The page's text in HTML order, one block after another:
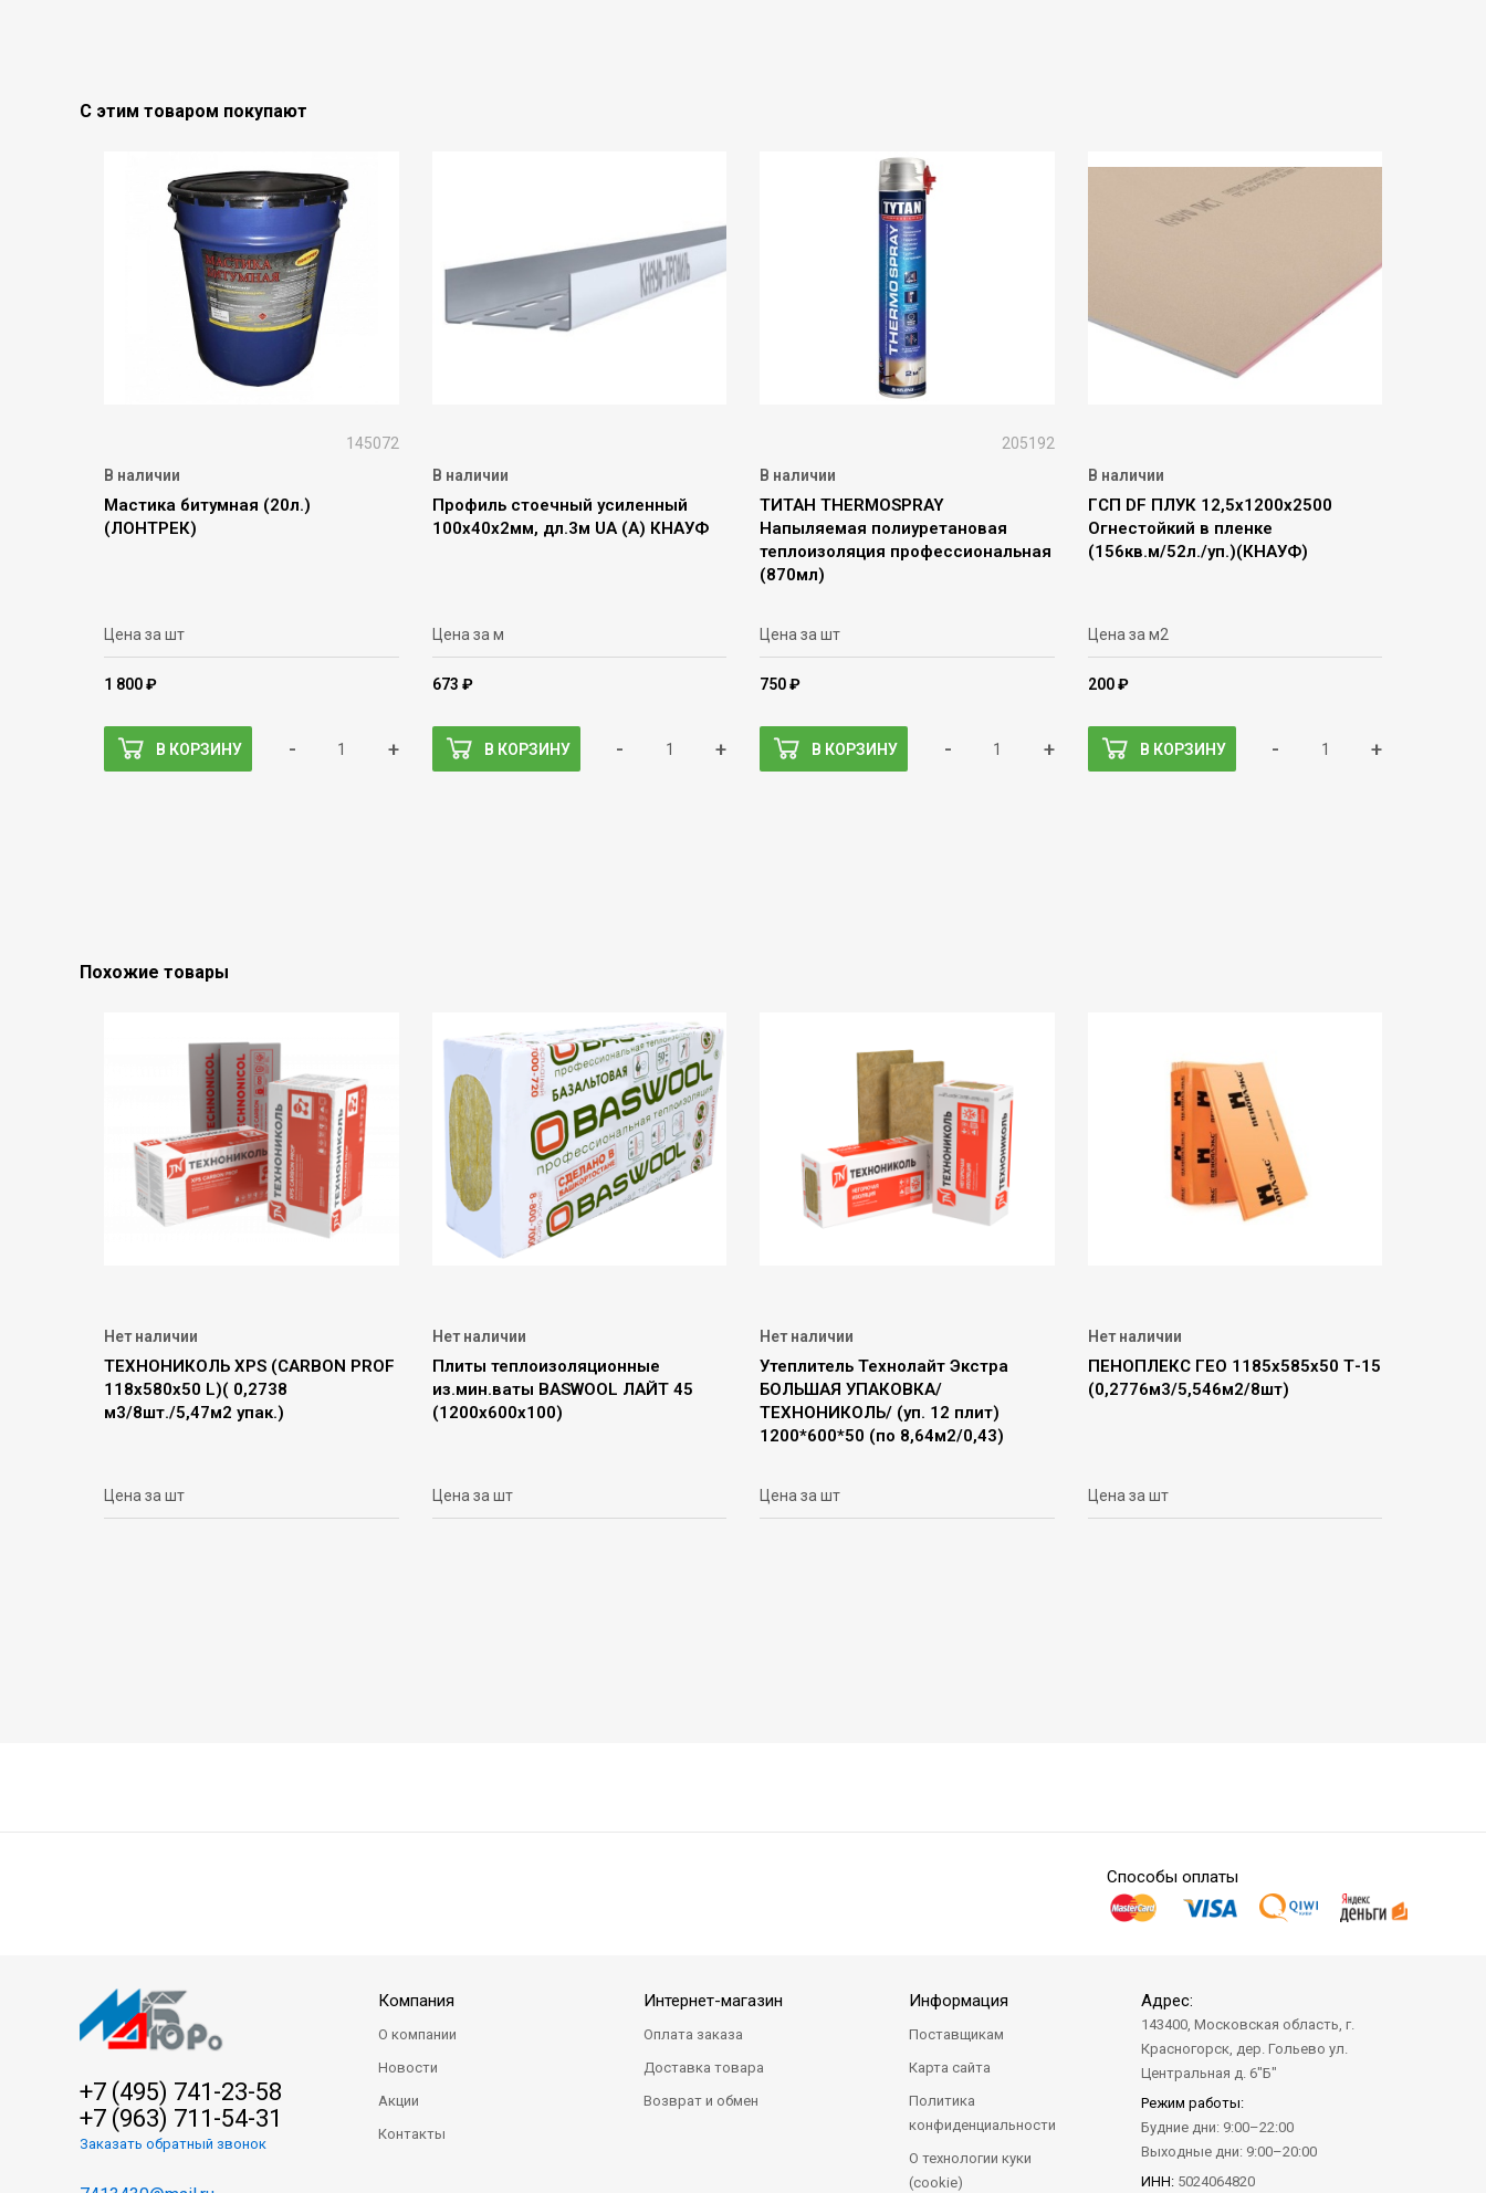
С этим товаром покупают
145072
В наличии
Мастика битумная (20л.)
(ЛОНТРЕК)
Цена за шт
1 800 ₽
В КОРЗИНУ - +
В наличии
Профиль стоечный усиленный
100х40х2мм, дл.3м UA (A) КНАУФ
Цена за м
673 ₽
В КОРЗИНУ - +
205192
В наличии
ТИТАН THERMOSPRAY
Напыляемая полиуретановая
теплоизоляция профессиональная
(870мл)
Цена за шт
750 ₽
В КОРЗИНУ - +
В наличии
ГСП DF ПЛУК 12,5х1200х2500
Огнестойкий в пленке
(156кв.м/52л./уп.)(КНАУФ)
Цена за м2
200 ₽
В КОРЗИНУ - +
Похожие товары
Нет наличии
ТЕХНОНИКОЛЬ XPS (CARBON PROF
118х580х50 L)( 0,2738
м3/8шт./5,47м2 упак.)
Цена за шт
Нет наличии
Плиты теплоизоляционные
из.мин.ваты BASWOOL ЛАЙТ 45
(1200х600х100)
Цена за шт
Нет наличии
Утеплитель Технолайт Экстра
БОЛЬШАЯ УПАКОВКА/
ТЕХНОНИКОЛЬ/ (уп. 12 плит)
1200*600*50 (по 8,64м2/0,43)
Цена за шт
Нет наличии
ПЕНОПЛЕКС ГЕО 1185х585х50 Т-15
(0,2776м3/5,546м2/8шт)
Цена за шт
Способы оплаты
+7 (495) 741-23-58
+7 (963) 711-54-31
Заказать обратный звонок
Компания
О компании
Новости
Акции
Контакты
Интернет-магазин
Оплата заказа
Доставка товара
Возврат и обмен
Информация
Поставщикам
Карта сайта
Политика
конфиденциальности
О технологии куки
(cookie)
Адрес:
143400, Московская область, г.
Красногорск, дер. Гольево ул.
Центральная д. 6"Б"
Режим работы:
Будние дни: 9:00–22:00
Выходные дни: 9:00–20:00
ИНН: 5024064820